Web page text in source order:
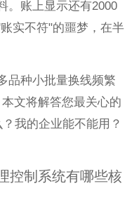
。账上显示还有2000
实不符"的噩梦，在半
品种小批量换线频繁
文将解答您最关心的
我的企业能不能用？
控制系统有哪些核